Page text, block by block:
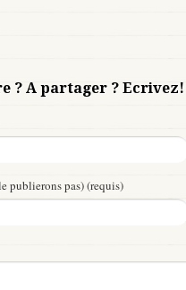
? A partager ? Ecrivez!
publierons pas) (requis)